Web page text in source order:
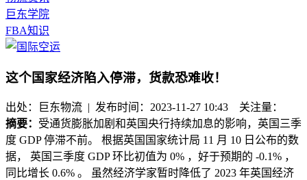
巨东学院
FBA知识
这个国家经济陷入停滞，货款恐难收！
出处：巨东物流 | 发布时间：2023-11-27 10:43 关注量：
摘要： 受通货膨胀加剧和英国央行持续加息的影响，英国三季
度 GDP 停滞不前。 根据英国国家统计局 11 月 10 日公布的数
据， 英国三季度 GDP 环比初值为 0% ，好于预期的 -0.1% ，
同比增长 0.6% 。 虽然经济学家暂时降低了 2023 年英国经济